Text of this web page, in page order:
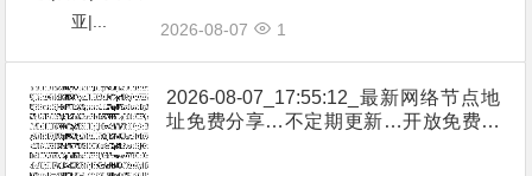
2026-08-07 1
2026-08-07_17:55:12_最新网络节点地
址免费分享…不定期更新…开放免费分